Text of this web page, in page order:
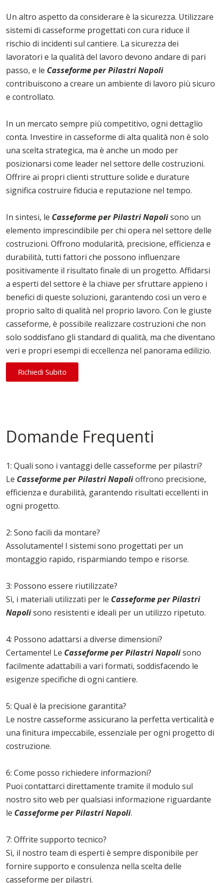
Un altro aspetto da considerare è la sicurezza. Utilizzare
sistemi di casseforme progettati con cura riduce il
rischio di incidenti sul cantiere. La sicurezza dei
lavoratori e la qualità del lavoro devono andare di pari
passo, e le Casseforme per Pilastri Napoli
contribuiscono a creare un ambiente di lavoro più sicuro
e controllato.
In un mercato sempre più competitivo, ogni dettaglio
conta. Investire in casseforme di alta qualità non è solo
una scelta strategica, ma è anche un modo per
posizionarsi come leader nel settore delle costruzioni.
Offrire ai propri clienti strutture solide e durature
significa costruire fiducia e reputazione nel tempo.
In sintesi, le Casseforme per Pilastri Napolisono un
elemento imprescindibile per chi opera nel settore delle
costruzioni. Offrono modularità, precisione, efficienza e
durabilità, tutti fattori che possono influenzare
positivamente il risultato finale di un progetto. Affidarsi
a esperti del settore è la chiave per sfruttare appieno i
benefici di queste soluzioni, garantendo così un vero e
proprio salto di qualità nel proprio lavoro. Con le giuste
casseforme, è possibile realizzare costruzioni che non
solo soddisfano gli standard di qualità, ma che diventano
veri e propri esempi di eccellenza nel panorama edilizio.
Richiedi Subito
Domande Frequenti
1: Quali sono i vantaggi delle casseforme per pilastri?
Le Casseforme per Pilastri Napolioffrono precisione,
efficienza e durabilità, garantendo risultati eccellenti in
ogni progetto.
2: Sono facili da montare?
Assolutamente! I sistemi sono progettati per un
montaggio rapido, risparmiando tempo e risorse.
3: Possono essere riutilizzate?
Sì, i materiali utilizzati per le Casseforme per Pilastri
Napolisono resistenti e ideali per un utilizzo ripetuto.
4: Possono adattarsi a diverse dimensioni?
Certamente! Le Casseforme per Pilastri Napolisono
facilmente adattabili a vari formati, soddisfacendo le
esigenze specifiche di ogni cantiere.
5: Qual è la precisione garantita?
Le nostre casseforme assicurano la perfetta verticalità e
una finitura impeccabile, essenziale per ogni progetto di
costruzione.
6: Come posso richiedere informazioni?
Puoi contattarci direttamente tramite il modulo sul
nostro sito web per qualsiasi informazione riguardante
le Casseforme per Pilastri Napoli.
7: Offrite supporto tecnico?
Sì, il nostro team di esperti è sempre disponibile per
fornire supporto e consulenza nella scelta delle
casseforme per pilastri.